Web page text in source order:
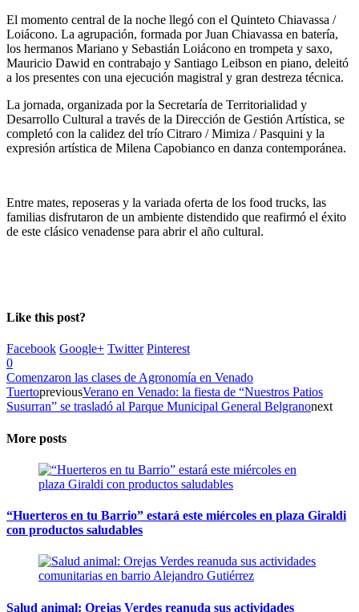
El momento central de la noche llegó con el Quinteto Chiavassa /
Loiácono. La agrupación, formada por Juan Chiavassa en batería,
los hermanos Mariano y Sebastián Loiácono en trompeta y saxo,
Mauricio Dawid en contrabajo y Santiago Leibson en piano, deleitó
a los presentes con una ejecución magistral y gran destreza técnica.
La jornada, organizada por la Secretaría de Territorialidad y
Desarrollo Cultural a través de la Dirección de Gestión Artística, se
completó con la calidez del trío Citraro / Mimiza / Pasquini y la
expresión artística de Milena Capobianco en danza contemporánea.
Entre mates, reposeras y la variada oferta de los food trucks, las
familias disfrutaron de un ambiente distendido que reafirmó el éxito
de este clásico venadense para abrir el año cultural.
Like this post?
Facebook Google+ Twitter Pinterest
0
Comenzaron las clases de Agronomía en Venado
TuertopreviousVerano en Venado: la fiesta de “Nuestros Patios
Susurran” se trasladó al Parque Municipal General Belgranonext
More posts
“Huerteros en tu Barrio” estará este miércoles en plaza Giraldi
con productos saludables
Salud animal: Orejas Verdes reanuda sus actividades